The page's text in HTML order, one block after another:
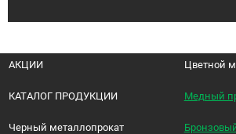
АКЦИИ
КАТАЛОГ ПРОДУКЦИИ
Черный металлопрокат
Цветной
Медный